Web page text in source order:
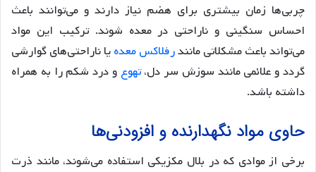
چربی‌ها زمان بیشتری برای هضم نیاز دارند و می‌توانند باعث
احساس سنگینی و ناراحتی در معده شوند. ترکیب این مواد
می‌تواند باعث مشکلاتی مانندرفلاکس معدهیا ناراحتی‌های گوارشی
گردد و علائمی مانند سوزش سر دل،تهوع و درد شکم را به همراه
داشته باشد.
حاوی مواد نگهدارنده و افزودنی‌ها
برخی از موادی که در بلال مکزیکی استفاده می‌شوند، مانند ذرت